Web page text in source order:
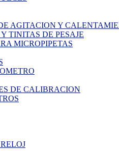
AGITACION Y
TINITAS DE PESAJE
MICROPIPETAS
DE CALIBRACION